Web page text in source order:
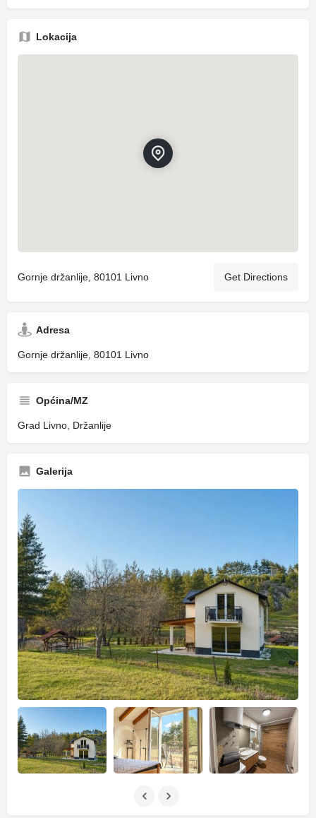
Lokacija
Gornje držanlije, 80101 Livno Get Directions
Adresa
Gornje držanlije, 80101 Livno
Općina/MZ
Grad Livno, Držanlije
Galerija